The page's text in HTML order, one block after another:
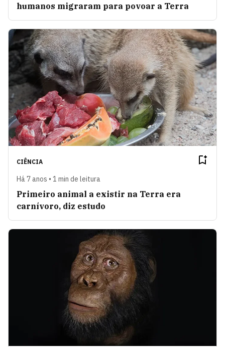
humanos migraram para povoar a Terra
CIÊNCIA
Há 7 anos • 1 min de leitura
Primeiro animal a existir na Terra era
carnívoro, diz estudo